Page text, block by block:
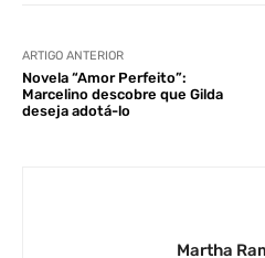
ARTIGO ANTERIOR
Novela “Amor Perfeito”:
Marcelino descobre que Gilda
deseja adotá-lo
Martha